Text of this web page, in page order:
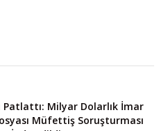
Patlattı: Milyar Dolarlık İmar
Müfettiş Soruşturması